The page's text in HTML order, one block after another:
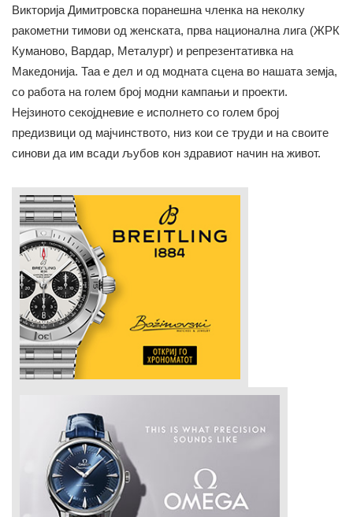
Викторија Димитровска поранешна членка на неколку
ракометни тимови од женската, прва национална лига (ЖРК
Куманово, Вардар, Металург) и репрезентативка на
Македонија. Таа е дел и од модната сцена во нашата земја,
со работа на голем број модни кампањи и проекти.
Нејзиното секојдневие е исполнето со голем број
предизвици од мајчинството, низ кои се труди и на своите
синови да им всади љубов кон здравиот начин на живот.